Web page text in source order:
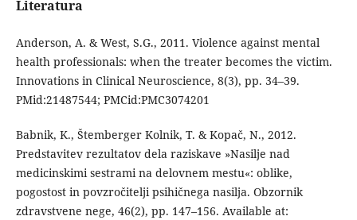
Literatura
Anderson, A. & West, S.G., 2011. Violence against mental
health professionals: when the treater becomes the victim.
Innovations in Clinical Neuroscience, 8(3), pp. 34–39.
PMid:21487544; PMCid:PMC3074201
Babnik, K., Štemberger Kolnik, T. & Kopač, N., 2012.
Predstavitev rezultatov dela raziskave »Nasilje nad
medicinskimi sestrami na delovnem mestu«: oblike,
pogostost in povzročitelji psihičnega nasilja. Obzornik
zdravstvene nege, 46(2), pp. 147–156. Available at: